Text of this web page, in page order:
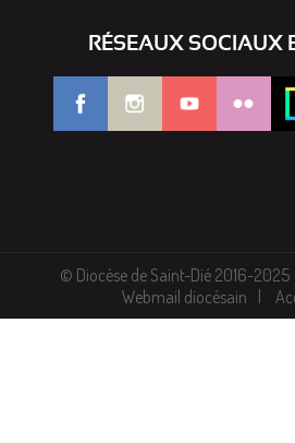
RÉSEAUX SOCIAUX
© Diocèse de Saint-Dié 2016-2025
Webmail diocésain